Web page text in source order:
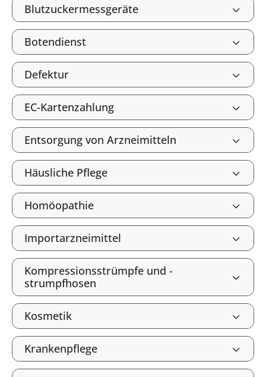
Blutzuckermessgeräte
Botendienst
Defektur
EC-Kartenzahlung
Entsorgung von Arzneimitteln
Häusliche Pflege
Homöopathie
Importarzneimittel
Kompressionsstrümpfe und -
strumpfhosen
Kosmetik
Krankenpflege